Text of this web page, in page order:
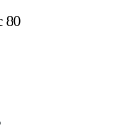
80